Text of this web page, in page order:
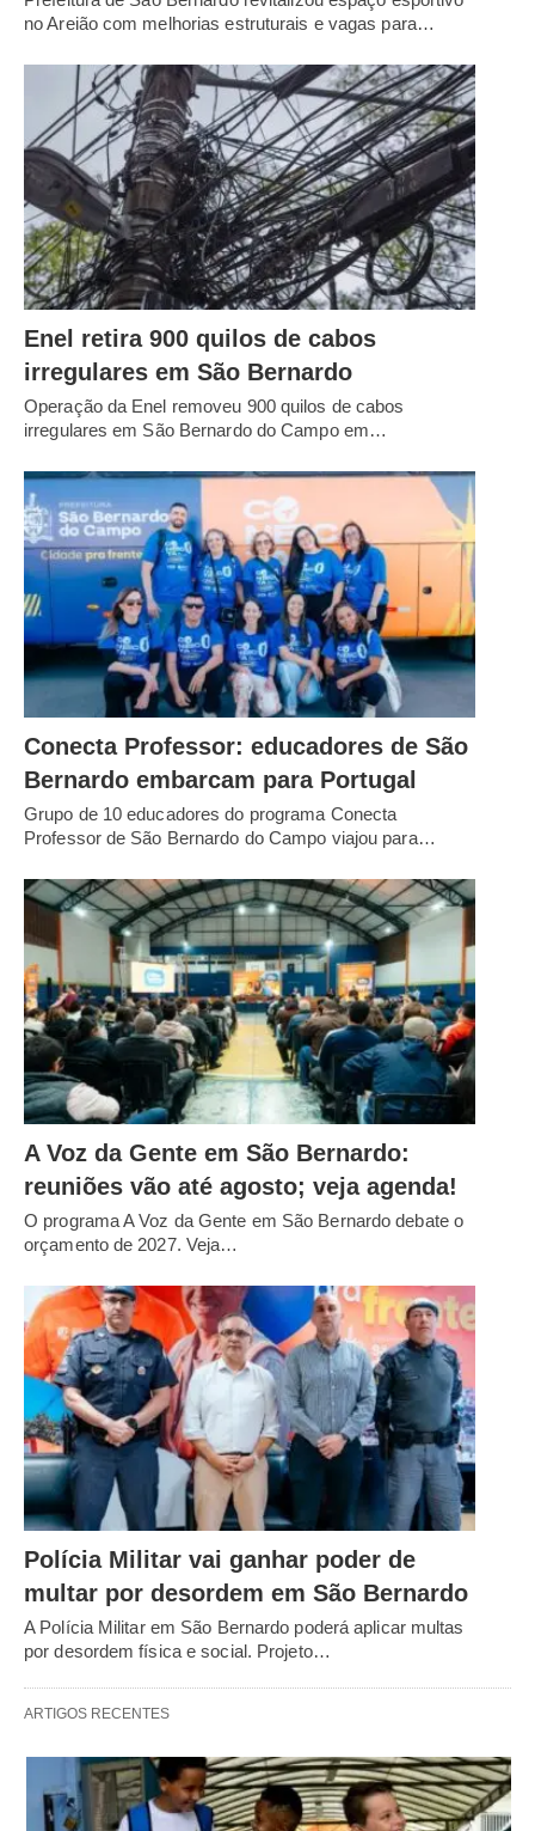
no Areião com melhorias estruturais e vagas para…
Enel retira 900 quilos de cabos
irregulares em São Bernardo
Operação da Enel removeu 900 quilos de cabos
irregulares em São Bernardo do Campo em…
Conecta Professor: educadores de São
Bernardo embarcam para Portugal
Grupo de 10 educadores do programa Conecta
Professor de São Bernardo do Campo viajou para…
A Voz da Gente em São Bernardo:
reuniões vão até agosto; veja agenda!
O programa A Voz da Gente em São Bernardo debate o
orçamento de 2027. Veja…
Polícia Militar vai ganhar poder de
multar por desordem em São Bernardo
A Polícia Militar em São Bernardo poderá aplicar multas
por desordem física e social. Projeto…
ARTIGOS RECENTES